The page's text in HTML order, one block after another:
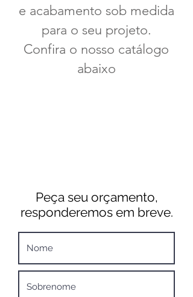
e acabamento sob medida
para o seu projeto.
Confira o nosso catálogo
abaixo
Peça seu orçamento,
responderemos em breve.